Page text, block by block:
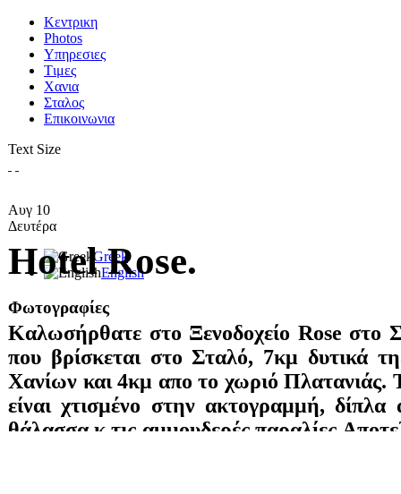
Κεντρικη
Photos
Υπηρεσιες
Tιμες
Χανια
Σταλος
Επικοινωνια
Text Size
Αυγ 10
Δευτέρα
Hotel Rose.
Καλωσήρθατε στο Ξενοδοχείο Rose στο
που βρίσκεται στο Σταλό, 7κμ δυτικά
Χανίων και 4κμ απο το χωριό Πλατανιάς.
είναι χτισμένο στην ακτογραμμή,
θάλασσα κ τις αμμουδερές
Greek
English
Φωτογραφίες